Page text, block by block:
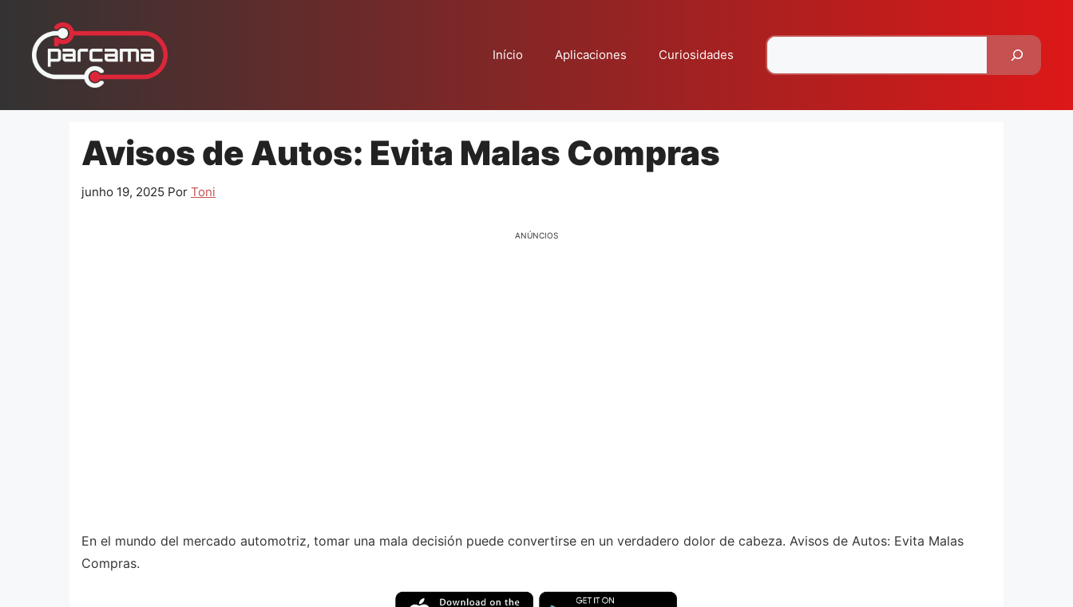
conteúdo
Início Aplicaciones Curiosidades
Avisos de Autos: Evita Malas Compras
junho 19, 2025 Por Toni
ANÚNCIOS
En el mundo del mercado automotriz, tomar una mala decisión puede convertirse en un verdadero dolor de cabeza. Avisos de Autos: Evita Malas
Compras.